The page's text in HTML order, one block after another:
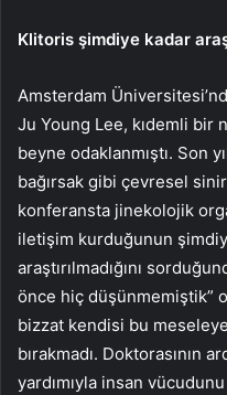
Klitoris şimdiye kadar
Amsterdam
Ju Young Lee, kıdemli bir
beyne odaklanmıştı. Son
bağırsak gibi çevresel
konferansta jinekolojik
iletişim kurduğunun
araştırılmadığını
önce hiç düşünmemiştik”
bizzat kendisi bu
bırakmadı. Doktorasının
yardımıyla insan